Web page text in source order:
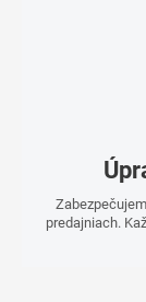
predajniach.